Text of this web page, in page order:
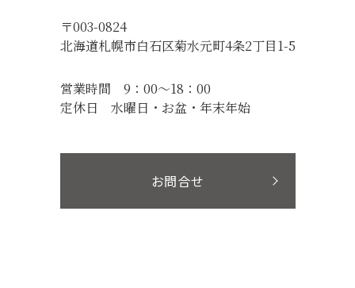
〒003-0824
北海道札幌市白石区菊水元町4条2丁目1-5
営業時間 9：00～18：00
定休日 水曜日・お盆・年末年始
お問合せ